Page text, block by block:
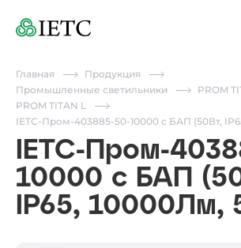
Главная
Продукция
Промышленные светильники
PROM
PROM TITAN L
IETC-Пром-403885-50-10000 с БАП (50Вт,
IETC-Пром-
10000 с БАП
IP65, 10000Лм,